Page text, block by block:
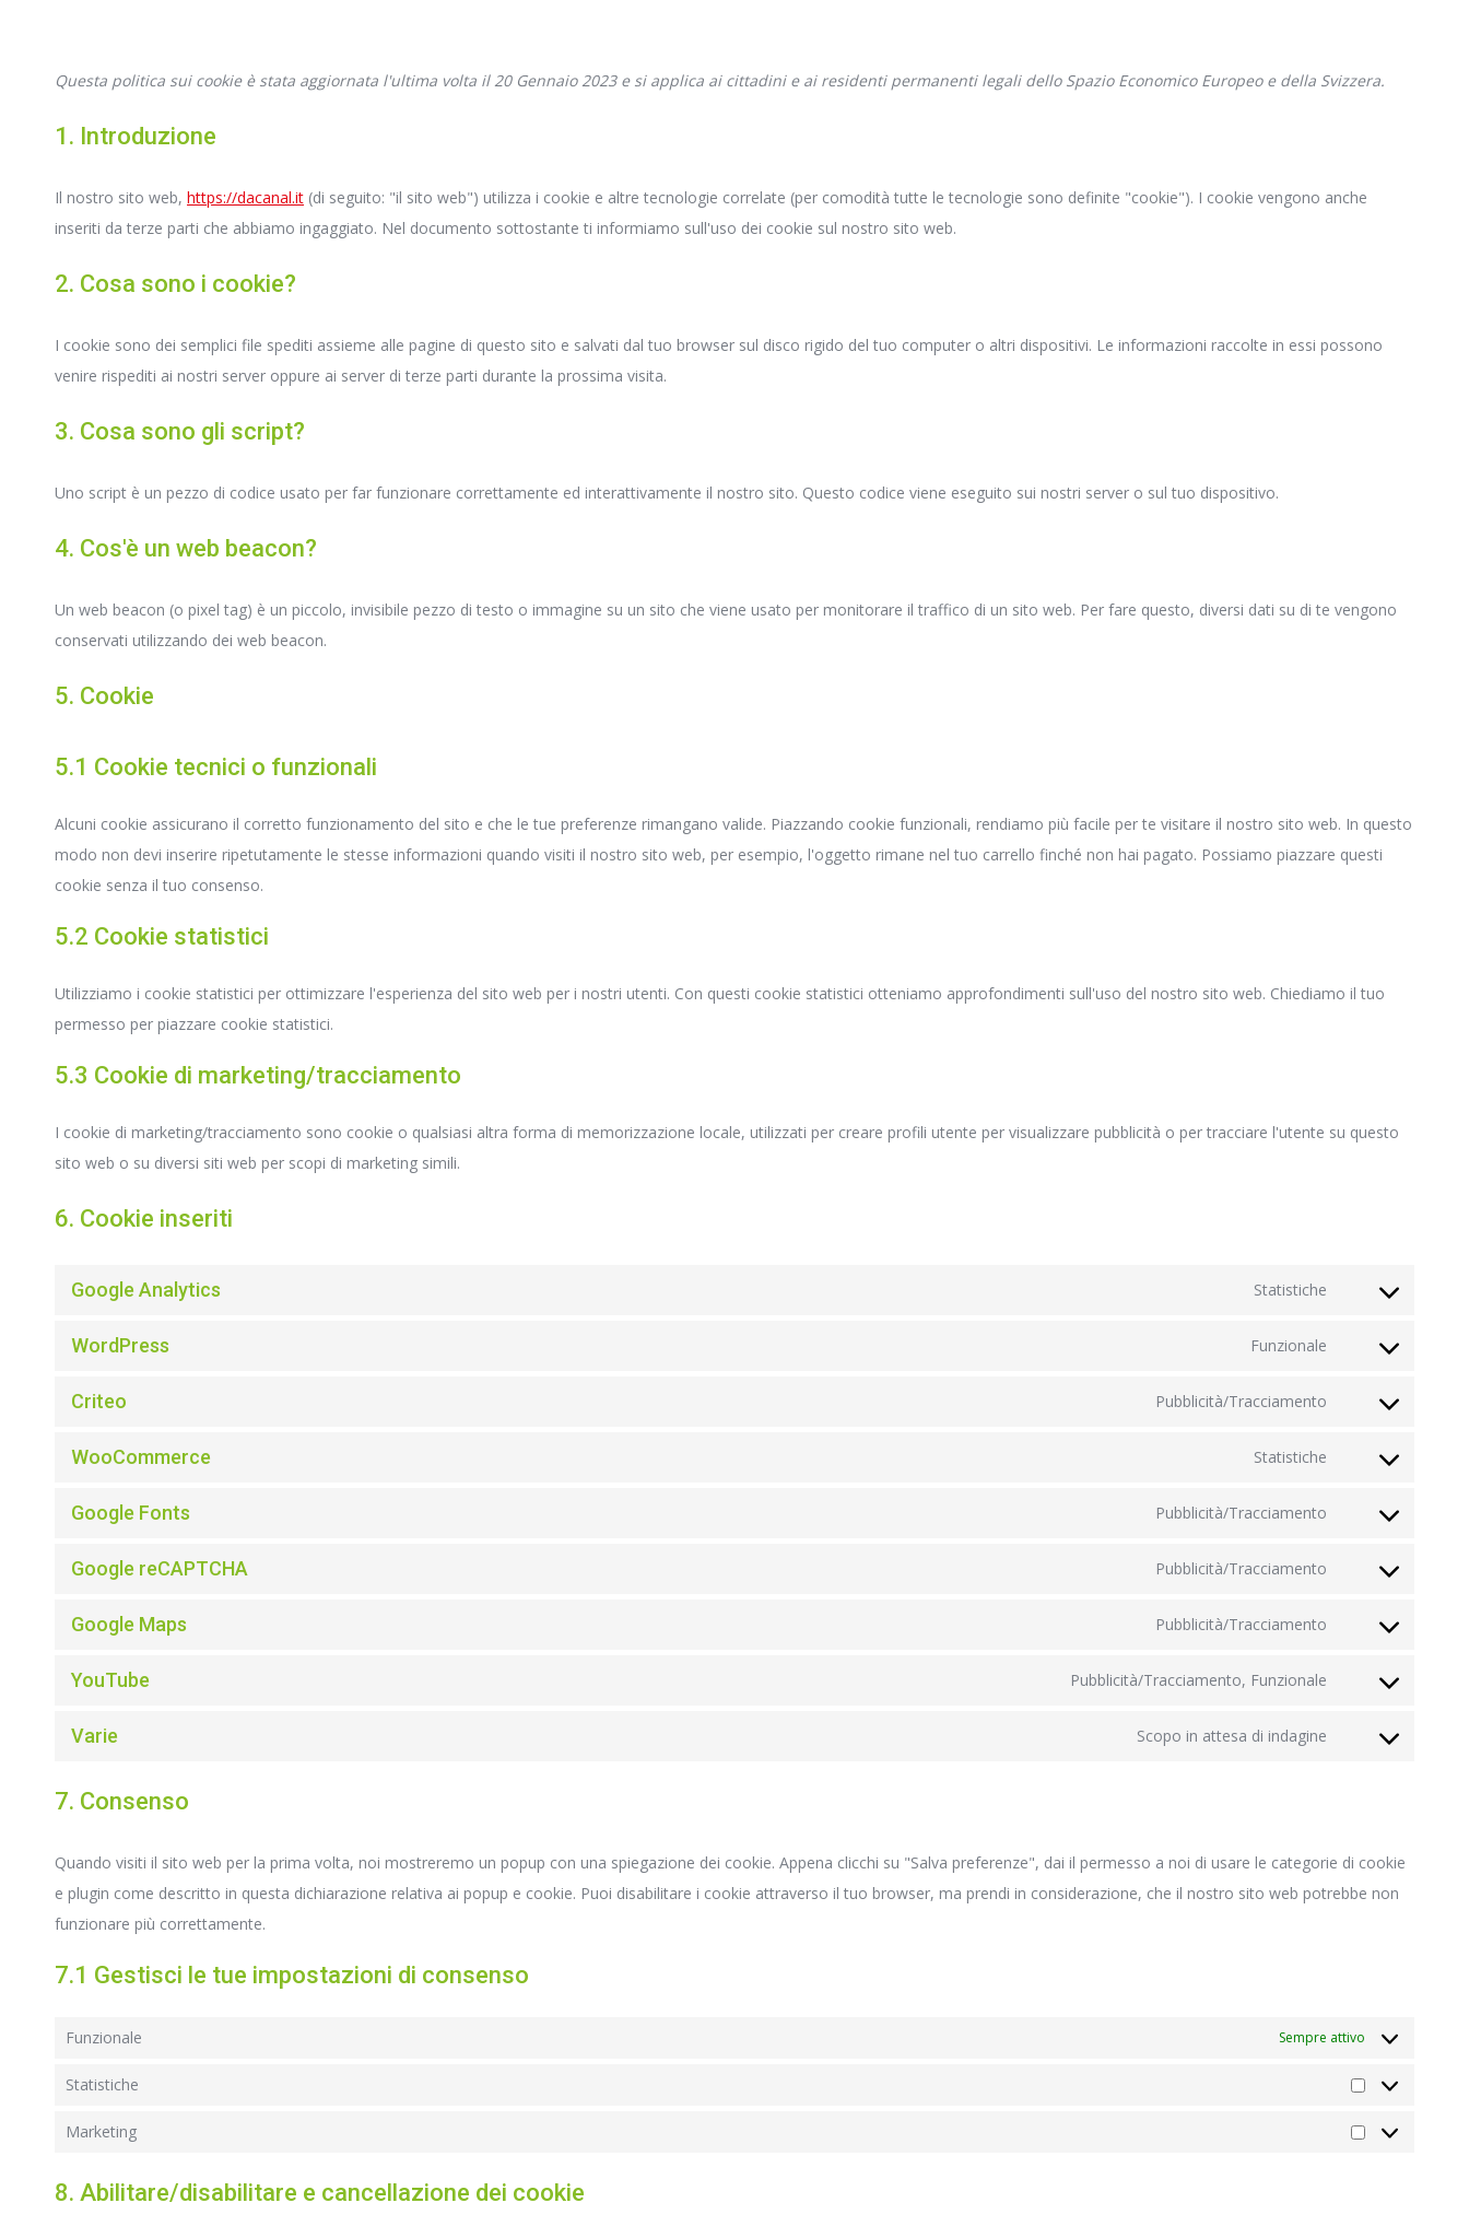
Questa politica sui cookie è stata aggiornata l'ultima volta il 20 Gennaio 2023 e si applica ai cittadini e ai residenti permanenti legali dello Spazio Economico Europeo e della Svizzera.
1. Introduzione
Il nostro sito web, https://dacanal.it (di seguito: "il sito web") utilizza i cookie e altre tecnologie correlate (per comodità tutte le tecnologie sono definite "cookie"). I cookie vengono anche
inseriti da terze parti che abbiamo ingaggiato. Nel documento sottostante ti informiamo sull'uso dei cookie sul nostro sito web.
2. Cosa sono i cookie?
I cookie sono dei semplici file spediti assieme alle pagine di questo sito e salvati dal tuo browser sul disco rigido del tuo computer o altri dispositivi. Le informazioni raccolte in essi possono
venire rispediti ai nostri server oppure ai server di terze parti durante la prossima visita.
3. Cosa sono gli script?
Uno script è un pezzo di codice usato per far funzionare correttamente ed interattivamente il nostro sito. Questo codice viene eseguito sui nostri server o sul tuo dispositivo.
4. Cos'è un web beacon?
Un web beacon (o pixel tag) è un piccolo, invisibile pezzo di testo o immagine su un sito che viene usato per monitorare il traffico di un sito web. Per fare questo, diversi dati su di te vengono
conservati utilizzando dei web beacon.
5. Cookie
5.1 Cookie tecnici o funzionali
Alcuni cookie assicurano il corretto funzionamento del sito e che le tue preferenze rimangano valide. Piazzando cookie funzionali, rendiamo più facile per te visitare il nostro sito web. In questo
modo non devi inserire ripetutamente le stesse informazioni quando visiti il nostro sito web, per esempio, l'oggetto rimane nel tuo carrello finché non hai pagato. Possiamo piazzare questi
cookie senza il tuo consenso.
5.2 Cookie statistici
Utilizziamo i cookie statistici per ottimizzare l'esperienza del sito web per i nostri utenti. Con questi cookie statistici otteniamo approfondimenti sull'uso del nostro sito web. Chiediamo il tuo
permesso per piazzare cookie statistici.
5.3 Cookie di marketing/tracciamento
I cookie di marketing/tracciamento sono cookie o qualsiasi altra forma di memorizzazione locale, utilizzati per creare profili utente per visualizzare pubblicità o per tracciare l'utente su questo
sito web o su diversi siti web per scopi di marketing simili.
6. Cookie inseriti
Google Analytics Statistiche
Consent
google-
WordPress Funzionale
Consent
wordpress
Criteo Pubblicità/Tracciamento
Consent
criteo
WooCommerce Statistiche
Consent
woocommerce
Google Fonts Pubblicità/Tracciamento
Consent
google-
Google reCAPTCHA Pubblicità/Tracciamento
Consent
google-
Google Maps Pubblicità/Tracciamento
Consent
google-
YouTube Pubblicità/Tracciamento, Funzionale
Consent
Varie Scopo in attesa di indagine
Consent
7. Consenso
Quando visiti il sito web per la prima volta, noi mostreremo un popup con una spiegazione dei cookie. Appena clicchi su "Salva preferenze", dai il permesso a noi di usare le categorie di cookie
e plugin come descritto in questa dichiarazione relativa ai popup e cookie. Puoi disabilitare i cookie attraverso il tuo browser, ma prendi in considerazione, che il nostro sito web potrebbe non
funzionare più correttamente.
7.1 Gestisci le tue impostazioni di consenso
Funzionale Sempre attivo
Statistiche
Statistiche
Marketing
Marketing
8. Abilitare/disabilitare e cancellazione dei cookie